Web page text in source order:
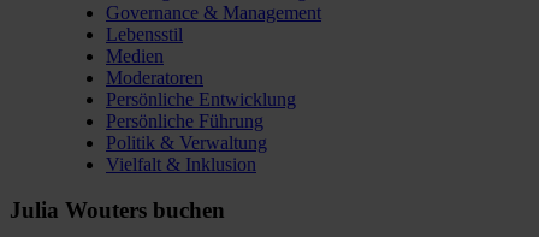
Governance & Management
Lebensstil
Medien
Moderatoren
Persönliche Entwicklung
Persönliche Führung
Politik & Verwaltung
Vielfalt & Inklusion
Julia Wouters buchen